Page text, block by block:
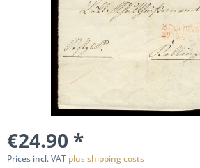
€24.90 *
Prices incl. VAT plus shipping costs